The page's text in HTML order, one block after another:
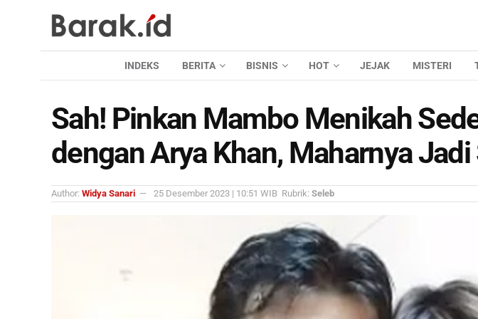
INDEKS BERITA BISNIS HOT JEJAK MISTERI
Sah! Pinkan Mambo Menikah
dengan Arya Khan, Maharnya
Author: Widya Sanari 25 Desember 2023 | 10:51 WIB Rubrik: Seleb